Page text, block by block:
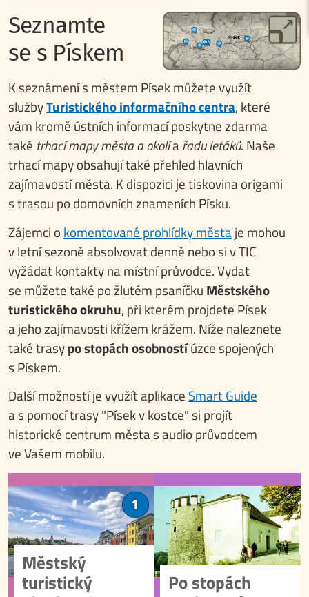
Seznamte
se s Pískem
K seznámení s městem Písek můžete využít
službyTuristického informačního centra, které
vám kromě ústních informací poskytne zdarma
také trhací mapy města a okolíařadu letáků. Naše
trhací mapy obsahují také přehled hlavních
zajímavostí města. K dispozici je tiskovina origami
s trasou po domovních znameních Písku.
Zájemci o komentované prohlídky městaje mohou
v letní sezoně absolvovat denně nebo si v TIC
vyžádat kontakty na místní průvodce. Vydat
se můžete také po žlutém psaníčku Městského
turistického okruhu, při kterém projdete Písek
a jeho zajímavosti křížem krážem. Níže naleznete
také trasypo stopách osobnostíúzce spojených
s Pískem.
Další možností je využít aplikace Smart Guide
a s pomocí trasy "Písek v kostce" si projít
historické centrum města s audio průvodcem
ve Vašem mobilu.
1
Městský
turistický okruh
Chcete poznat
Písek ze všech
stran? Městský
Po stopách
osobností
Písek, město
s bohatou kulturní
historií, nabízí